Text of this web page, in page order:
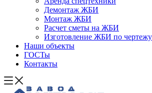
Демонтаж ЖБИ
Монтаж ЖБИ
Расчет сметы на ЖБИ
Изготовление ЖБИ по чертежу
Наши объекты
ГОСТы
Контакты